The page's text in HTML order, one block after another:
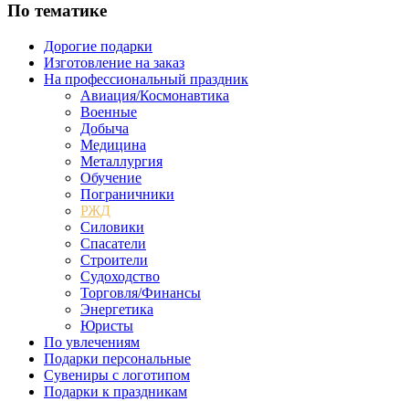
По тематике
Дорогие подарки
Изготовление на заказ
На профессиональный праздник
Авиация/Космонавтика
Военные
Добыча
Медицина
Металлургия
Обучение
Пограничники
РЖД
Силовики
Спасатели
Строители
Судоходство
Торговля/Финансы
Энергетика
Юристы
По увлечениям
Подарки персональные
Сувениры с логотипом
Подарки к праздникам